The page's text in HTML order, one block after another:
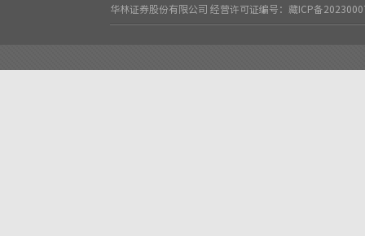
华林证券股份有限公司 经营许可证编号：藏ICP备